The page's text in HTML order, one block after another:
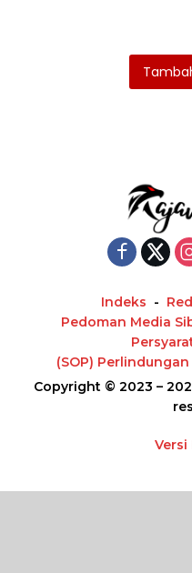
Indeks
Pedoman Media
(SOP)
Copyright © 2023 –
Versi